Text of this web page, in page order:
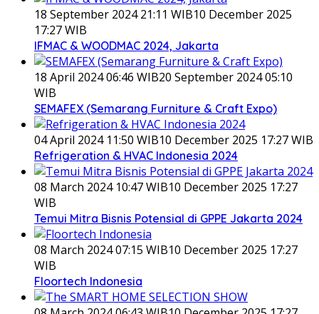
18 September 2024 21:11 WIB10 December 2025
17:27 WIB
IFMAC & WOODMAC 2024, Jakarta
18 April 2024 06:46 WIB20 September 2024 05:10
WIB
SEMAFEX (Semarang Furniture & Craft Expo)
04 April 2024 11:50 WIB10 December 2025 17:27 WIB
Refrigeration & HVAC Indonesia 2024
08 March 2024 10:47 WIB10 December 2025 17:27
WIB
Temui Mitra Bisnis Potensial di GPPE Jakarta 2024
08 March 2024 07:15 WIB10 December 2025 17:27
WIB
Floortech Indonesia